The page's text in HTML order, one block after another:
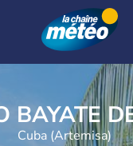
METEO
Cuba (Artemisa)